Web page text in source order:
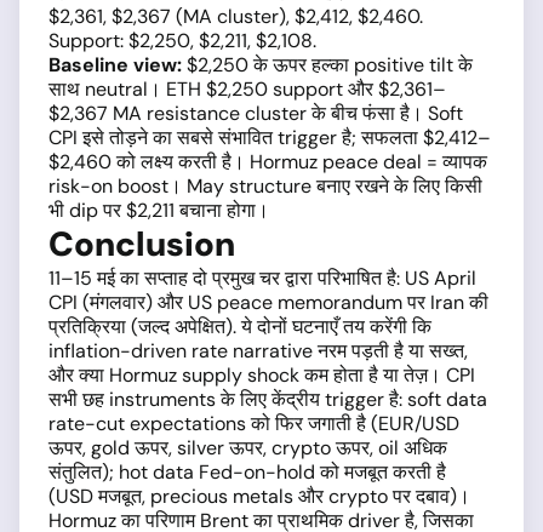
$2,361, $2,367 (MA cluster), $2,412, $2,460.
Support: $2,250, $2,211, $2,108.
Baseline view:$2,250 के ऊपर हल्का positive tilt के
साथ neutral। ETH $2,250 support और $2,361–
$2,367 MA resistance cluster के बीच फंसा है। Soft
CPI इसे तोड़ने का सबसे संभावित trigger है; सफलता $2,412–
$2,460 को लक्ष्य करती है। Hormuz peace deal = व्यापक
risk-on boost। May structure बनाए रखने के लिए किसी
भी dip पर $2,211 बचाना होगा।
Conclusion
11–15 मई का सप्ताह दो प्रमुख चर द्वारा परिभाषित है: US April
CPI (मंगलवार) और US peace memorandum पर Iran की
प्रतिक्रिया (जल्द अपेक्षित). ये दोनों घटनाएँ तय करेंगी कि
inflation-driven rate narrative नरम पड़ती है या सख्त,
और क्या Hormuz supply shock कम होता है या तेज़। CPI
सभी छह instruments के लिए केंद्रीय trigger है: soft data
rate-cut expectations को फिर जगाती है (EUR/USD
ऊपर, gold ऊपर, silver ऊपर, crypto ऊपर, oil अधिक
संतुलित); hot data Fed-on-hold को मजबूत करती है
(USD मजबूत, precious metals और crypto पर दबाव)।
Hormuz का परिणाम Brent का प्राथमिक driver है, जिसका